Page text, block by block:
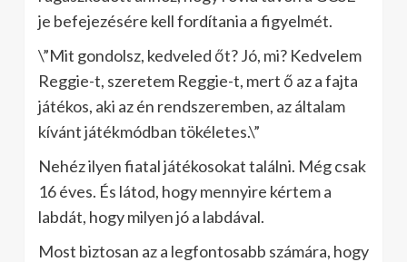
je befejezésére kell fordítania a figyelmét.
\”Mit gondolsz, kedveled őt? Jó, mi? Kedvelem
Reggie-t, szeretem Reggie-t, mert ő az a fajta
játékos, aki az én rendszeremben, az általam
kívánt játékmódban tökéletes.\”
Nehéz ilyen fiatal játékosokat találni. Még csak
16 éves. És látod, hogy mennyire kértem a
labdát, hogy milyen jó a labdával.
Most biztosan az a legfontosabb számára, hogy